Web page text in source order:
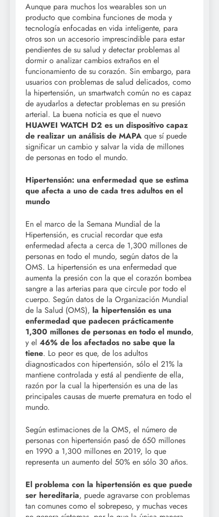
Aunque para muchos los wearables son un
producto que combina funciones de moda y
tecnología enfocadas en vida inteligente, para
otros son un accesorio imprescindible para estar
pendientes de su salud y detectar problemas al
dormir o analizar cambios extraños en el
funcionamiento de su corazón. Sin embargo, para
usuarios con problemas de salud delicados, como
la hipertensión, un smartwatch común no es capaz
de ayudarlos a detectar problemas en su presión
arterial. La buena noticia es que el nuevo
HUAWEI WATCH D2 es un dispositivo capaz
de realizar un análisis de MAPA que sí puede
significar un cambio y salvar la vida de millones
de personas en todo el mundo.
Hipertensión: una enfermedad que se estima
que afecta a uno de cada tres adultos en el
mundo
En el marco de la Semana Mundial de la
Hipertensión, es crucial recordar que esta
enfermedad afecta a cerca de 1,300 millones de
personas en todo el mundo, según datos de la
OMS. La hipertensión es una enfermedad que
aumenta la presión con la que el corazón bombea
sangre a las arterias para que circule por todo el
cuerpo. Según datos de la Organización Mundial
de la Salud (OMS), la hipertensión es una
enfermedad que padecen prácticamente
1,300 millones de personas en todo el mundo,
y el 46% de los afectados no sabe que la
tiene. Lo peor es que, de los adultos
diagnosticados con hipertensión, sólo el 21% la
mantiene controlada y está al pendiente de ella,
razón por la cual la hipertensión es una de las
principales causas de muerte prematura en todo el
mundo.
Según estimaciones de la OMS, el número de
personas con hipertensión pasó de 650 millones
en 1990 a 1,300 millones en 2019, lo que
representa un aumento del 50% en sólo 30 años.
El problema con la hipertensión es que puede
ser hereditaria, puede agravarse con problemas
tan comunes como el sobrepeso, y muchas veces